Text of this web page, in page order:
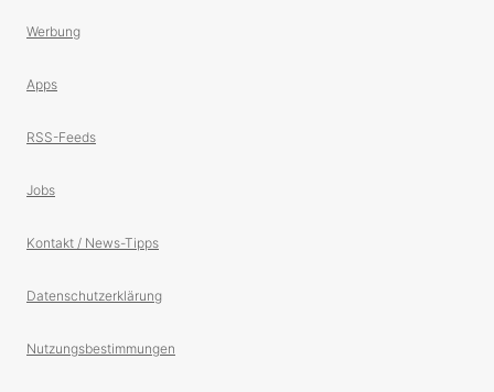
Werbung
Apps
RSS-Feeds
Jobs
Kontakt / News-Tipps
Datenschutzerklärung
Nutzungsbestimmungen